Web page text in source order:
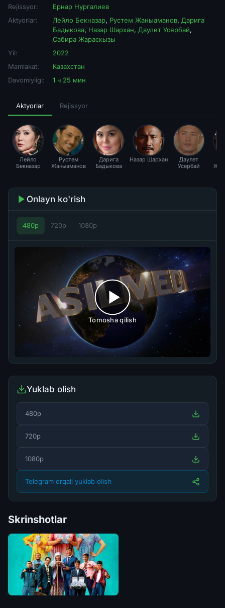
Rejissyor:
Ернар Нургалиев
Aktyorlar:
Лейло Бекназар, Рустем Жаныаманов, Дарига
Бадыкова, Назар Шархан, Даулет Усербай,
Сабира Жараскызы
Yil:
2022
Mamlakat:
Казахстан
Davomiyligi:
1 ч 25 мин
Aktyorlar Rejissyor
Лейло
Бекназар
Рустем
Жаныаманов
Дарига
Бадыкова
Назар Шархан
Даулет
Усербай
Onlayn ko'rish
480p 720p 1080p
Tomosha qilish
Yuklab olish
480p
720p
1080p
Telegram orqali yuklab olish
Skrinshotlar